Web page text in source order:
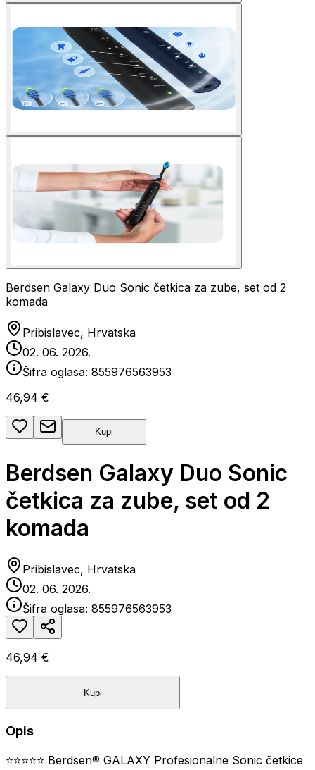
Berdsen Galaxy Duo Sonic četkica za zube, set od 2
komada
Pribislavec, Hrvatska
02. 06. 2026.
Šifra oglasa: 855976563953
46,94 €
Kupi
Berdsen Galaxy Duo Sonic
četkica za zube, set od 2
komada
Pribislavec, Hrvatska
02. 06. 2026.
Šifra oglasa: 855976563953
46,94 €
Kupi
Opis
⭐⭐⭐⭐⭐ Berdsen® GALAXY Profesionalne Sonic četkice